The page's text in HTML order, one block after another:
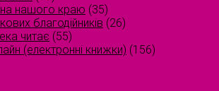
нашого краю (35)
благодійників (26)
читає (55)
(електронні книжки) (156)